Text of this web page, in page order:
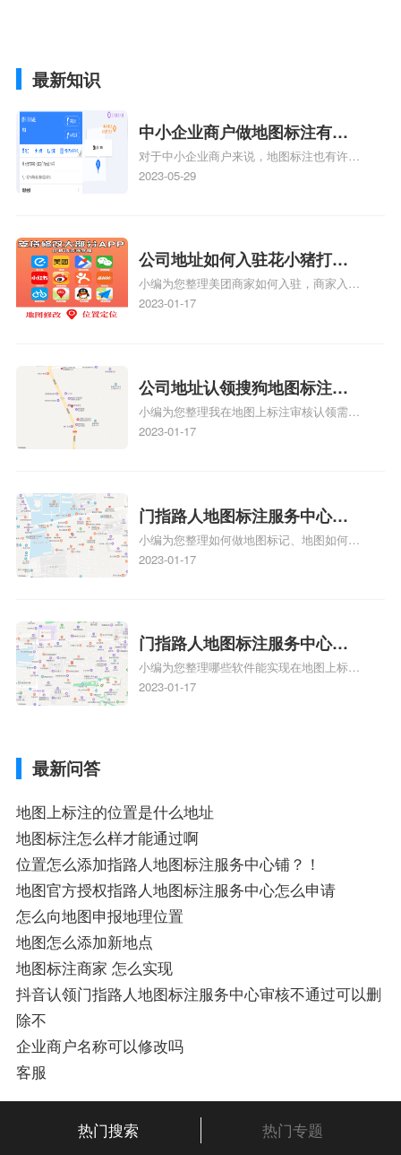
最新知识
中小企业商户做地图标注有什
么好处
对于中小企业商户来说，地图标注也有许多
好处，包括：提高可见性和曝光率：通过在
位置，增加商户被发现的机会。方便客户导
航：地图标注可以帮助客户更容易地找到商
户的实际位置。特别是对于新客户或不熟悉
该地区的客户来说，地图标注可以提供明确
图标注服务中心面的存在。对于一些客户来
说，实体指路人地
2023-05-29
公司地址如何入驻花小猪打车
地图标记？指路人地图标注服
务中心铺如何入驻花小猪打车
小编为您整理美团商家如何入驻，商家入驻
教程、商家如何入驻地图、如何入驻地:、
2023-01-17
公司地址认领搜狗地图标注多
久审核？公司地址认领地图标
注多久审核？
小编为您整理我在地图上标注审核认领需要
多久、我在地图上标注审核认领需要多久
情可查看下方正文！
2023-01-17
门指路人地图标注服务中心如
何做花小猪打车地图位置标
记？门指路人地图标注服务中
小编为您整理如何做地图标记、地图如何做
标记、so搜街景中如何做标记、360e启花贷
关地图标注知识，详情可查看下方正文！
2023-01-17
门指路人地图标注服务中心地
图位置地址标记？门指路人地
图标注服务中心苹果地图位置
小编为您整理哪些软件能实现在地图上标记
门指路人地图标注服务中心位置、门指路人
正文！
2023-01-17
最新问答
地图上标注的位置是什么地址
地图标注怎么样才能通过啊
位置怎么添加指路人地图标注服务中心铺？！
地图官方授权指路人地图标注服务中心怎么申请
怎么向地图申报地理位置
地图怎么添加新地点
地图标注商家 怎么实现
抖音认领门指路人地图标注服务中心审核不通过可以删
除不
企业商户名称可以修改吗
客服
热门搜索 热门专题